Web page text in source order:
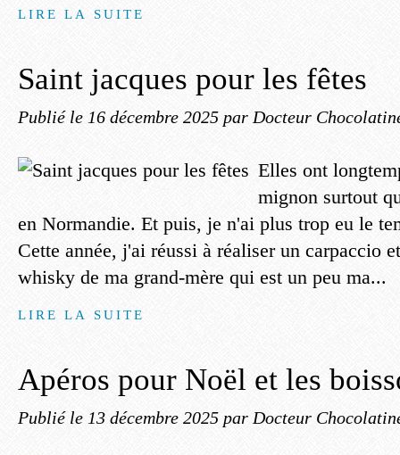
LIRE LA SUITE
Saint jacques pour les fêtes
Publié le 16 décembre 2025 par Docteur
Elles ont
mignon surtout
en Normandie. Et puis, je n'ai plus trop eu le
Cette année, j'ai réussi à réaliser un carpaccio
whisky de ma grand-mère qui est un peu ma...
LIRE LA SUITE
Apéros pour Noël et les
Publié le 13 décembre 2025 par Docteur